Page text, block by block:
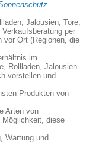
Jalousien, Tore,
per
vor Ort (Regionen, die
im
Rollladen, Jalousien
vorstellen und
Produkten von
Arten von
Möglichkeit, diese
Wartung und